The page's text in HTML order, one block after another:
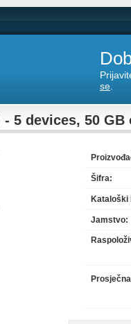
se
5 devices, 50
Šifra:
Kataloški
Jamstvo: